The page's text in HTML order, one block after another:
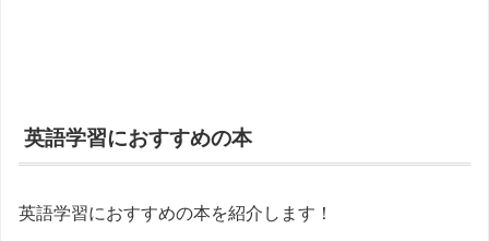
英語学習におすすめの本
英語学習におすすめの本を紹介します！